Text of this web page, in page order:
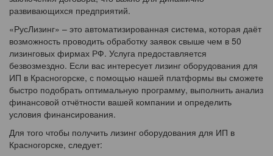
развивающихся предприятий.
«РусЛизинг» – это автоматизированная система, которая даёт
возможность проводить обработку заявок свыше чем в 50
лизинговых фирмах РФ. Услуга предоставляется
безвозмездно. Если вас интересует лизинг оборудования для
ИП в Красногорске, с помощью нашей платформы вы сможете
быстро подобрать оптимальную программу, выполнить анализ
финансовой отчётности вашей компании и определить
условия финансирования.
Для того чтобы получить лизинг оборудования для ИП в
Красногорске, следует: